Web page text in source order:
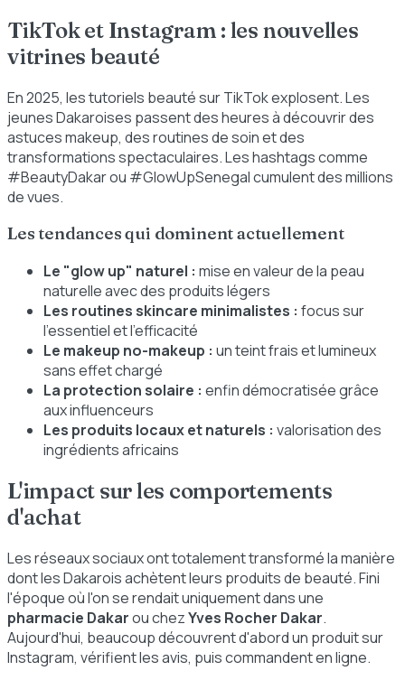
TikTok et Instagram : les nouvelles
vitrines beauté
En 2025, les tutoriels beauté sur TikTok explosent. Les
jeunes Dakaroises passent des heures à découvrir des
astuces makeup, des routines de soin et des
transformations spectaculaires. Les hashtags comme
#BeautyDakar ou #GlowUpSenegal cumulent des millions
de vues.
Les tendances qui dominent actuellement
Le "glow up" naturel : mise en valeur de la peau
naturelle avec des produits légers
Les routines skincare minimalistes : focus sur
l'essentiel et l'efficacité
Le makeup no-makeup : un teint frais et lumineux
sans effet chargé
La protection solaire : enfin démocratisée grâce
aux influenceurs
Les produits locaux et naturels : valorisation des
ingrédients africains
L'impact sur les comportements
d'achat
Les réseaux sociaux ont totalement transformé la manière
dont les Dakarois achètent leurs produits de beauté. Fini
l'époque où l'on se rendait uniquement dans une
pharmacie Dakarou chezYves Rocher Dakar.
Aujourd'hui, beaucoup découvrent d'abord un produit sur
Instagram, vérifient les avis, puis commandent en ligne.